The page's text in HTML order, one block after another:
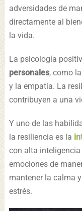
adversidades de
directamente al
la vida.
La psicología
personales, como
y la empatía. La
contribuyen a una
Y uno de las
la resiliencia es la
con alta
emociones de
mantener la calma
estrés.